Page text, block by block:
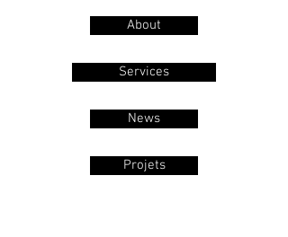
About
Services
News
Projets